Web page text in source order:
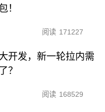
！
阅读 171227
开发，新一轮拉内需
？
阅读 168529